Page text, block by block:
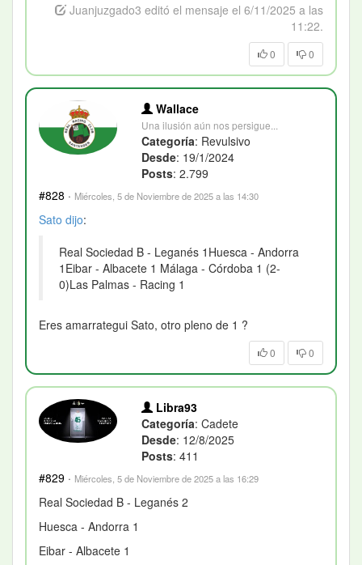
Juanjuzgado3 editó el mensaje el 6/11/2025 a las
11:22.
0 0
Wallace
Una ilusión aún nos persigue...
Categoría: Revulsivo
Desde: 19/1/2024
Posts: 2.799
#828 · Miércoles, 5 de Noviembre de 2025 a las 14:30
Sato dijo:
Real Sociedad B - Leganés 1Huesca - Andorra
1Eibar - Albacete 1 Málaga - Córdoba 1 (2-
0)Las Palmas - Racing 1
Eres amarrategui Sato, otro pleno de 1 ?
0 0
Libra93
Categoría: Cadete
Desde: 12/8/2025
Posts: 411
#829 · Miércoles, 5 de Noviembre de 2025 a las 16:29
Real Sociedad B - Leganés 2
Huesca - Andorra 1
Eibar - Albacete 1